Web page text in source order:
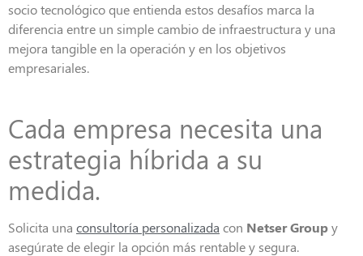
socio tecnológico que entienda estos desafíos marca la
diferencia entre un simple cambio de infraestructura y una
mejora tangible en la operación y en los objetivos
empresariales.
Cada empresa necesita una
estrategia híbrida a su
medida.
Solicita una consultoría personalizada con NetserGroupy
asegúrate de elegir la opción más rentable y segura.